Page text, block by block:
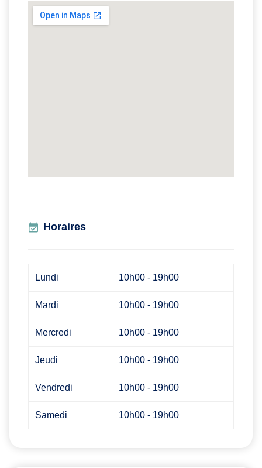
Horaires
Lundi 10h00 - 19h00
Mardi 10h00 - 19h00
Mercredi 10h00 - 19h00
Jeudi 10h00 - 19h00
Vendredi 10h00 - 19h00
Samedi 10h00 - 19h00